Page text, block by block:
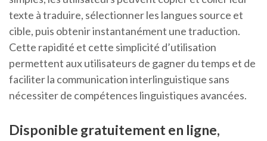
texte à traduire, sélectionner les langues source et
cible, puis obtenir instantanément une traduction.
Cette rapidité et cette simplicité d’utilisation
permettent aux utilisateurs de gagner du temps et de
faciliter la communication interlinguistique sans
nécessiter de compétences linguistiques avancées.
Disponible gratuitement en ligne,